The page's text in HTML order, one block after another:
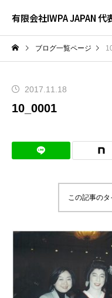
有限会社IWPA JAPAN 代
ブログ一覧ページ
2017.11.18
10_0001
この記事の